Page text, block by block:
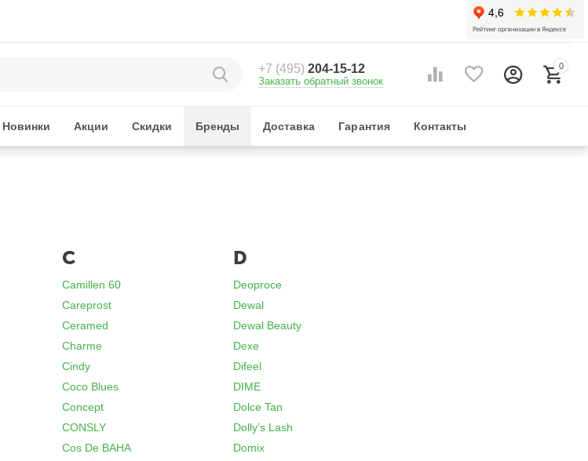
+7 (495)204-15-12
Заказать обратный звонок
0
Новинки Акции Скидки Бренды Доставка Гарантия Контакты
C
Camillen 60
Careprost
Ceramed
Charme
Cindy
Coco Blues
Concept
CONSLY
Cos De BAHA
D
Deoproce
Dewal
Dewal Beauty
Dexe
Difeel
DIME
Dolce Tan
Dolly’s Lash
Domix